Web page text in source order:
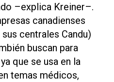
–explica Kreiner–.
canadienses
centrales Candu)
buscan para
que se usa en la
temas médicos,